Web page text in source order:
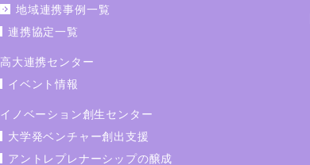
地域連携事例一覧
連携協定一覧
高大連携センター
イベント情報
イノベーション創生センター
大学発ベンチャー創出支援
アントレプレナーシップの醸成